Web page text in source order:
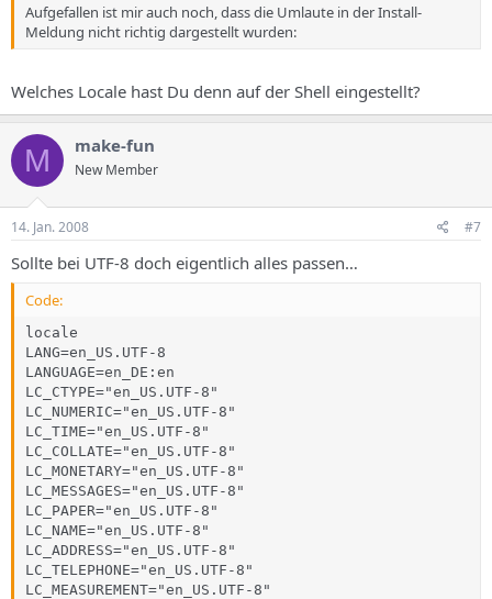
Aufgefallen ist mir auch noch, dass die Umlaute in der Install-
Meldung nicht richtig dargestellt wurden:
Welches Locale hast Du denn auf der Shell eingestellt?
M make-fun
New Member
14. Jan. 2008 #7
Sollte bei UTF-8 doch eigentlich alles passen…
Code:
locale
LANG=en_US.UTF-8
LANGUAGE=en_DE:en
LC_CTYPE="en_US.UTF-8"
LC_NUMERIC="en_US.UTF-8"
LC_TIME="en_US.UTF-8"
LC_COLLATE="en_US.UTF-8"
LC_MONETARY="en_US.UTF-8"
LC_MESSAGES="en_US.UTF-8"
LC_PAPER="en_US.UTF-8"
LC_NAME="en_US.UTF-8"
LC_ADDRESS="en_US.UTF-8"
LC_TELEPHONE="en_US.UTF-8"
LC_MEASUREMENT="en_US.UTF-8"